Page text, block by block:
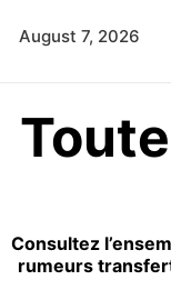
August 7, 2026
Consultez
rumeurs